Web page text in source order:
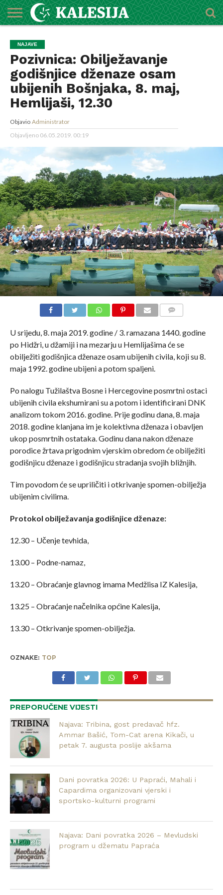
O
MEDŽLISU
DŽEMATI
IMAMI
MEKTEBSKI
CENTAR
VIJESTI
HUTBE
NAJAVE
KALENDAR
KONTAKT
NAJAVE
Pozivnica: Obilježavanje
godišnjice dženaze osam
ubijenih Bošnjaka, 8. maj,
Hemlijaši, 12.30
Objavio Administrator
Objavljeno 06.05.2019. 00:19
U srijedu, 8. maja 2019. godine / 3. ramazana 1440. godine
po Hidžri, u džamiji i na mezarju u Hemlijašima će se
obilježiti godišnjica dženaze osam ubijenih civila, koji su 8.
maja 1992. godine ubijeni a potom spaljeni.
Po nalogu Tužilaštva Bosne i Hercegovine posmrtni ostaci
ubijenih civila ekshumirani su a potom i identificirani DNK
analizom tokom 2016. godine. Prije godinu dana, 8. maja
2018. godine klanjana im je kolektivna dženaza i obavljen
ukop posmrtnih ostataka. Godinu dana nakon dženaze
porodice žrtava prigodnim vjerskim obredom će obilježiti
godišnjicu dženaze i godišnjicu stradanja svojih bližnjih.
Tim povodom će se upriličiti i otkrivanje spomen-obilježja
ubijenim civilima.
Protokol obilježavanja godišnjice dženaze:
12.30 – Učenje tevhida,
13.00 – Podne-namaz,
13.20 – Obraćanje glavnog imama Medžlisa IZ Kalesija,
13.25 – Obraćanje načelnika općine Kalesija,
13.30 – Otkrivanje spomen-obilježja.
OZNAKE: TOP
PREPORUČENE VIJESTI
Najava: Tribina, gost predavač hfz.
Ammar Bašić, Tom-Cat arena Kikači, u
petak 7. augusta poslije akšama
Dani povratka 2026: U Papraći, Mahali i
Capardima organizovani vjerski i
sportsko-kulturni programi
Najava: Dani povratka 2026 – Mevludski
program u džematu Papraća